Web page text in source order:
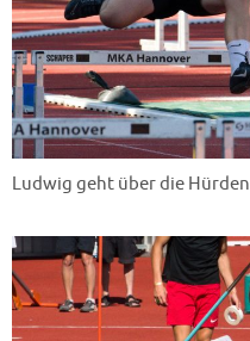
Ludwig geht über die Hürden